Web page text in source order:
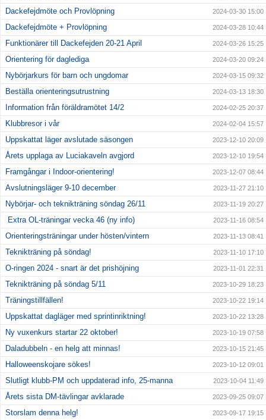
Dackefejdmöte och Provlöpning 2024-03-30 15:00
Dackefejdmöte + Provlöpning 2024-03-28 10:44
Funktionärer till Dackefejden 20-21 April 2024-03-26 15:25
Orientering för daglediga 2024-03-20 09:24
Nybörjarkurs för barn och ungdomar 2024-03-15 09:32
Beställa orienteringsutrustning 2024-03-13 18:30
Information från föräldramötet 14/2 2024-02-25 20:37
Klubbresor i vår 2024-02-04 15:57
Uppskattat läger avslutade säsongen 2023-12-10 20:09
Årets upplaga av Luciakaveln avgjord 2023-12-10 19:54
Framgångar i Indoor-orientering! 2023-12-07 08:44
Avslutningsläger 9-10 december 2023-11-27 21:10
Nybörjar- och teknikträning söndag 26/11 2023-11-19 20:27
Extra OL-träningar vecka 46 (ny info) 2023-11-16 08:54
Orienteringsträningar under hösten/vintern 2023-11-13 08:41
Teknikträning på söndag! 2023-11-10 17:10
O-ringen 2024 - snart är det prishöjning 2023-11-01 22:31
Teknikträning på söndag 5/11 2023-10-29 18:23
Träningstillfällen! 2023-10-22 19:14
Uppskattat dagläger med sprintinriktning! 2023-10-22 13:28
Ny vuxenkurs startar 22 oktober! 2023-10-19 07:58
Daladubbeln - en helg att minnas! 2023-10-15 21:45
Halloweenskojare sökes! 2023-10-12 09:01
Slutligt klubb-PM och uppdaterad info, 25-manna 2023-10-04 11:49
Årets sista DM-tävlingar avklarade 2023-09-25 09:07
Storslam denna helg! 2023-09-17 19:15